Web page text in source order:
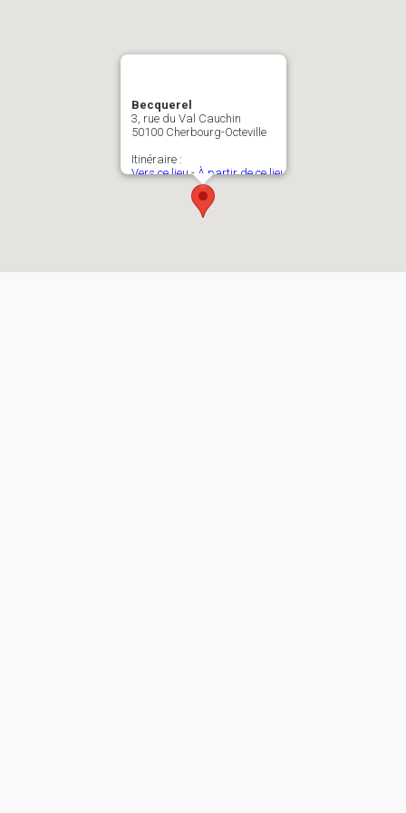
Becquerel
3, rue du Val Cauchin
50100 Cherbourg-Octeville
Itinéraire :
Vers ce lieu- À partir de ce lieu